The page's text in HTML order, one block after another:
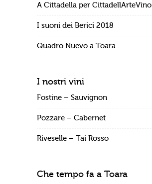
A Cittadella per CittadellArteVino
I suoni dei Berici 2018
Quadro Nuevo a Toara
I nostri vini
Fostine – Sauvignon
Pozzare – Cabernet
Riveselle – Tai Rosso
Che tempo fa a Toara